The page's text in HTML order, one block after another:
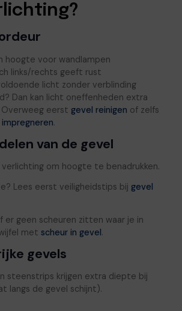
hoogte voor wandlampen
links/rechts geeft rust
licht zonder verblinding
Dan kan licht oneffenheden extra
Overweeg eerst gevel reinigen of zelfs
.
van de gevel
om hoogte te benadrukken.
Lees eerst veiligheidstips bij gevel
er geen scheuren zitten waar je in
met scheur in gevel.
gevels
steenstrips krijgen extra diepte bij
langs de gevel schijnt).